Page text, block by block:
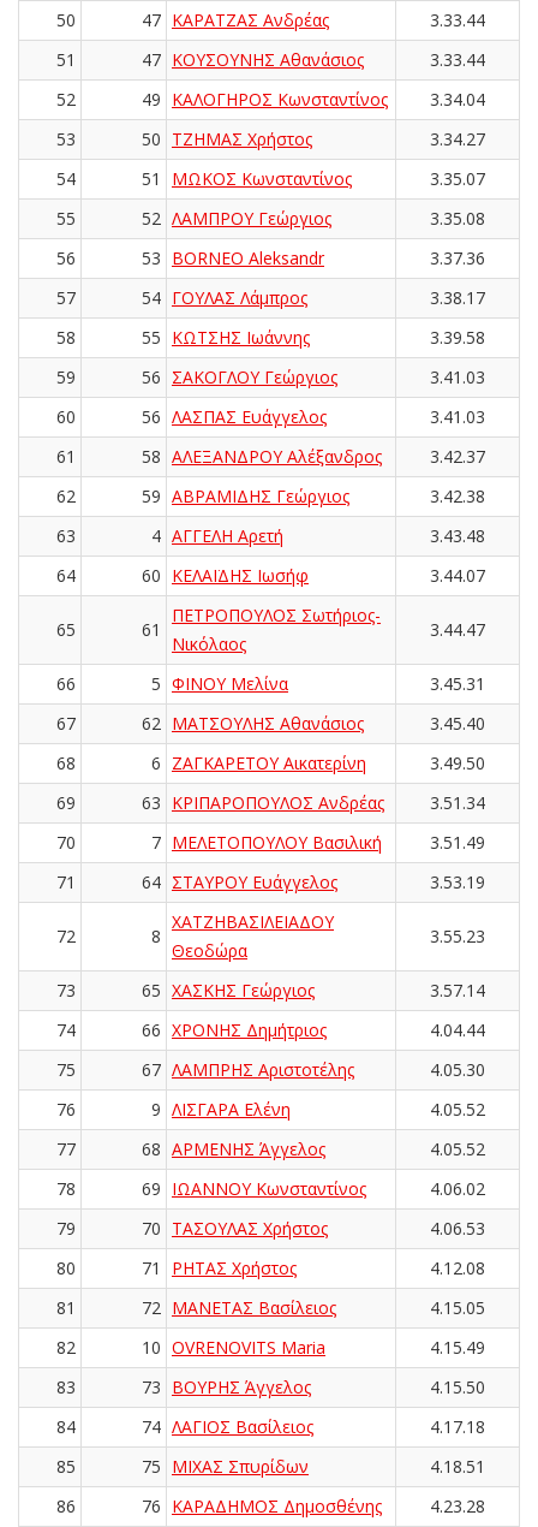
50 47 ΚΑΡΑΤΖΑΣ Ανδρέας
3.33.44
51
47 ΚΟΥΣΟΥΝΗΣ Αθανάσιος
3.33.44
52
49 ΚΑΛΟΓΗΡΟΣ Κωνσταντίνος
3.34.04
53
50 ΤΖΗΜΑΣ Χρήστος
3.34.27
54
51 ΜΩΚΟΣ Κωνσταντίνος
3.35.07
55
52 ΛΑΜΠΡΟΥ Γεώργιος
3.35.08
56
53 BORNEO Aleksandr
3.37.36
57
54 ΓΟΥΛΑΣ Λάμπρος
3.38.17
58
55 ΚΩΤΣΗΣ Ιωάννης
3.39.58
59
56 ΣΑΚΟΓΛΟΥ Γεώργιος
3.41.03
60
56 ΛΑΣΠΑΣ Ευάγγελος
3.41.03
61
58 ΑΛΕΞΑΝΔΡΟΥ Αλέξανδρος
3.42.37
62
59 ΑΒΡΑΜΙΔΗΣ Γεώργιος
3.42.38
63
4 ΑΓΓΕΛΗ Αρετή
3.43.48
64
60 ΚΕΛΑΪΔΗΣ Ιωσήφ 3.44.07
65 61
ΠΕΤΡΟΠΟΥΛΟΣ Σωτήριος-
Νικόλαος
3.44.47
66 5 ΦΙΝΟΥ Μελίνα
3.45.31
67
62 ΜΑΤΣΟΥΛΗΣ Αθανάσιος
3.45.40
68
6 ΖΑΓΚΑΡΕΤΟΥ Αικατερίνη
3.49.50
69
63 ΚΡΙΠΑΡΟΠΟΥΛΟΣ Ανδρέας
3.51.34
70
7 ΜΕΛΕΤΟΠΟΥΛΟΥ Βασιλική
3.51.49
71
64 ΣΤΑΥΡΟΥ Ευάγγελος 3.53.19
72 8
ΧΑΤΖΗΒΑΣΙΛΕΙΑΔΟΥ
Θεοδώρα
3.55.23
73 65 ΧΑΣΚΗΣ Γεώργιος
3.57.14
74
66 ΧΡΟΝΗΣ Δημήτριος
4.04.44
75
67 ΛΑΜΠΡΗΣ Αριστοτέλης
4.05.30
76
9 ΛΙΣΓΑΡΑ Ελένη
4.05.52
77
68 ΑΡΜΕΝΗΣ Άγγελος
4.05.52
78
69 ΙΩΑΝΝΟΥ Κωνσταντίνος
4.06.02
79
70 ΤΑΣΟΥΛΑΣ Χρήστος
4.06.53
80
71 ΡΗΤΑΣ Χρήστος
4.12.08
81
72 ΜΑΝΕΤΑΣ Βασίλειος
4.15.05
82
10 OVRENOVITS Maria
4.15.49
83
73 ΒΟΥΡΗΣ Άγγελος
4.15.50
84
74 ΛΑΓΙΟΣ Βασίλειος
4.17.18
85
75 ΜΙΧΑΣ Σπυρίδων
4.18.51
86
76 ΚΑΡΑΔΗΜΟΣ Δημοσθένης
4.23.28